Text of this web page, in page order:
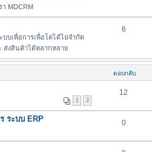
MDCRM
บบเพื่อการเพื่อโตได้ไม่จำกัด
ส่งสินค้าได้หลากหลาย
6
ตอบกลับ
1 2
12
ระบบ ERP 0